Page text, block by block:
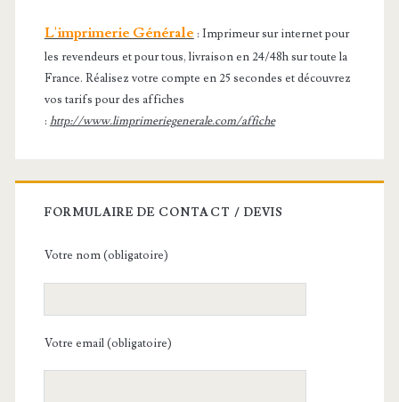
L'imprimerie Générale : Imprimeur sur internet pour
les revendeurs et pour tous, livraison en 24/48h sur toute la
France. Réalisez votre compte en 25 secondes et découvrez
vos tarifs pour des affiches
: http://www.limprimeriegenerale.com/affiche
FORMULAIRE DE CONTACT / DEVIS
Votre nom (obligatoire)
Votre email (obligatoire)